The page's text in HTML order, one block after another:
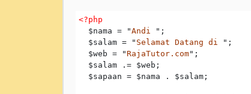
<?php
  $nama = "
Andi ";
  $salam = "
Selamat Datang di ";
  $web = "
RajaTutor.com";
  $salam .= $web;
  $sapaan = $nama . $salam;